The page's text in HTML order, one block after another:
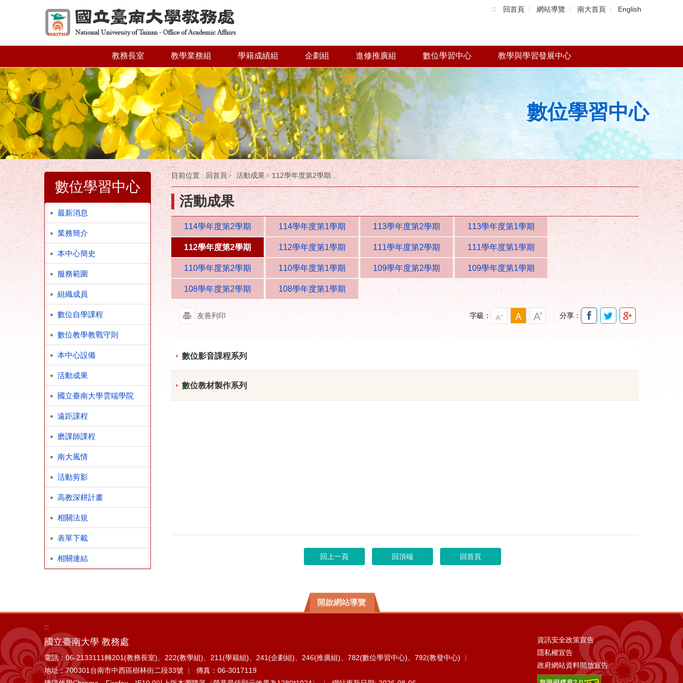
跳到主要內容區塊 ::: 回首頁 網站導覽 南大首頁 English
教務長室 教學業務組 學籍成績組 企劃組 進修推廣組 數位學習中心 教學與學習發展中心
數位學習中心
:::
數位學習中心
最新消息
業務簡介
本中心簡史
服務範圍
組織成員
數位自學課程
數位教學教戰守則
本中心設備
活動成果
國立臺南大學雲端學院
遠距課程
磨課師課程
南大風情
活動剪影
高教深耕計畫
相關法規
表單下載
相關連結
:::
目前位置 :回首頁 活動成果 112學年度第2學期...
活動成果
114學年度第2學期 114學年度第1學期 113學年度第2學期 113學年度第1學期
112學年度第2學期 112學年度第1學期 111學年度第2學期 111學年度第1學期
110學年度第2學期 110學年度第1學期 109學年度第2學期 109學年度第1學期
108學年度第2學期 108學年度第1學期
友善列印 字級： 分享：
數位影音課程系列
數位教材製作系列
回上一頁 回頂端 回首頁
開啟網站導覽
:::
國立臺南大學 教務處
電話：06-2133111轉201(教務長室)、222(教學組)、211(學籍組)、241(企劃組)、246(推廣組)、782(數位學習中心)、792(教發中心)
地址：700301台南市中西區樹林街二段33號
傳真：06-3017119
資訊安全政策宣告
隱私權宣告
政府網站資料開放宣告